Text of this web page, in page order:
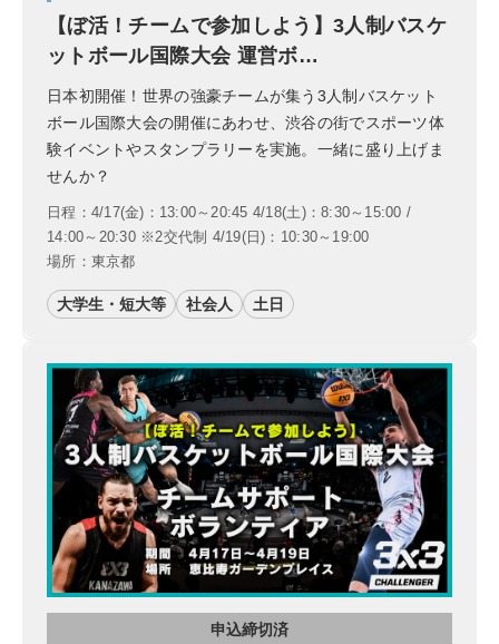
【ぼ活！チームで参加しよう】3人制バスケ
ットボール国際大会 運営ボ…
日本初開催！世界の強豪チームが集う3人制バスケット
ボール国際大会の開催にあわせ、渋谷の街でスポーツ体
験イベントやスタンプラリーを実施。一緒に盛り上げま
せんか？
日程：4/17(金)：13:00～20:45 4/18(土)：8:30～15:00 /
14:00～20:30 ※2交代制 4/19(日)：10:30～19:00
場所：東京都
大学生・短大等 社会人 土日
申込締切済